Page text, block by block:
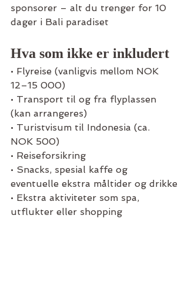
sponsorer – alt du trenger for 10
dager i Bali paradiset
Hva som ikke er inkludert
• Flyreise (vanligvis mellom NOK
12–15 000)
• Transport til og fra flyplassen
(kan arrangeres)
• Turistvisum til Indonesia (ca.
NOK 500)
• Reiseforsikring
• Snacks, spesial kaffe og
eventuelle ekstra måltider og drikke
• Ekstra aktiviteter som spa,
utflukter eller shopping